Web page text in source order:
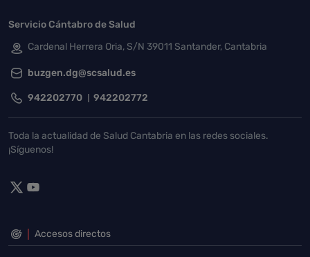
Servicio Cántabro de Salud
Cardenal Herrera Oria, S/N 39011 Santander, Cantabria
buzgen.dg@scsalud.es
942202770 942202772
Toda la actualidad de Salud Cantabria en las redes sociales.
¡Síguenos!
Accesos directos